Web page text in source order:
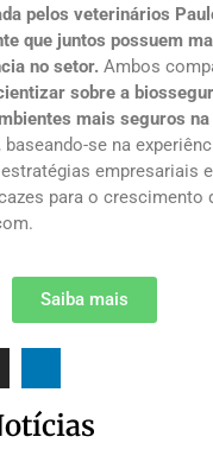
pelos veterinários
que juntos possuem
no setor. Ambos
sobre a
mais seguros na
, baseando-se na
empresariais
para o crescimento
Saiba mais